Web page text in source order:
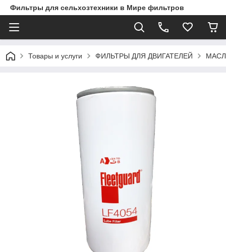
Фильтры для сельхозтехники в Мире фильтров
Товары и услуги ФИЛЬТРЫ ДЛЯ ДВИГАТЕЛЕЙ